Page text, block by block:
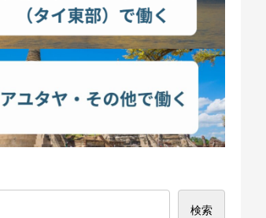
検索